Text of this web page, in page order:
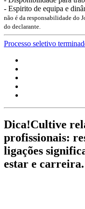
- Espirito de equipa e
não é da responsabilidade do
do declarante.
Processo seletivo
Dica!Cultive
profissionais:
ligações
estar e carreira.